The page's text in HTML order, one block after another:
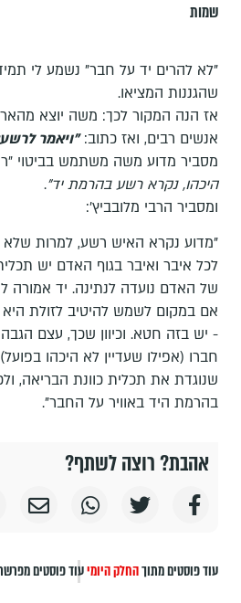
שמות
"לא להרים יד על חבר" נשמע לי
שהגננות המציאו.
אז הנה המקור לכך: משה יוצא
אנשים רבים, ואז כתוב:"ויאמר
מסביר מדוע משה משתמש בביטוי
היכהו, נקרא רשע בהרמת יד".
ומסביר הרבי מלובביץ':
"מדוע נקרא האיש רשע, למרות שלא
לכל איבר ואיבר בגוף האדם יש
של האדם נועדה לנתינה. יד אמורה
אם במקום לשמש להיטיב לזולת
- יש בזה חטא. וכיוון שכך, עצם
חברו (אפילו שעדיין לא היכהו
שנוגדת את תכלית כוונת הבריאה,
בהרמת היד באוויר על החבר".
אהבת? רוצה לשתף?
עוד פוסטים מתוךהחלק היומיעוד פוסטים